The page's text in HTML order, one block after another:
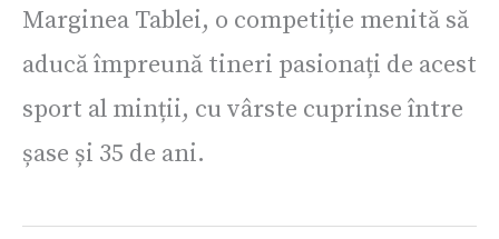
Marginea Tablei, o competiție menită să
aducă împreună tineri pasionați de acest
sport al minții, cu vârste cuprinse între
șase și 35 de ani.